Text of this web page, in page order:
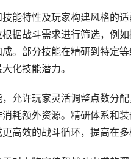
能特性及玩家构建风格的
据战斗需求进行筛选，例
。部分技能在精研到特定
化技能潜力。
允许玩家灵活调整点数分
耗额外资源。精研体系和
高效的战斗循环，提高在